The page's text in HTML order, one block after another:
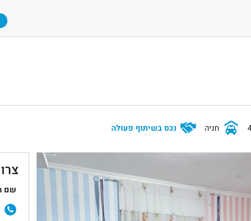
חניה נכס בשיתוף פעולה
שם